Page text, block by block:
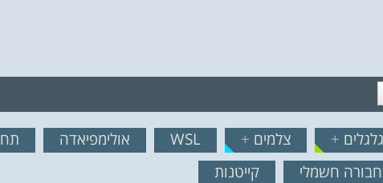
לרשימת תפוצה!נשמח לשלוח לך גלגלים + צלמים +
WSL אולימפיאדה
חשמלי
קייטנות